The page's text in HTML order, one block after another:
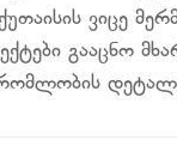
ვიცე
გააცნო